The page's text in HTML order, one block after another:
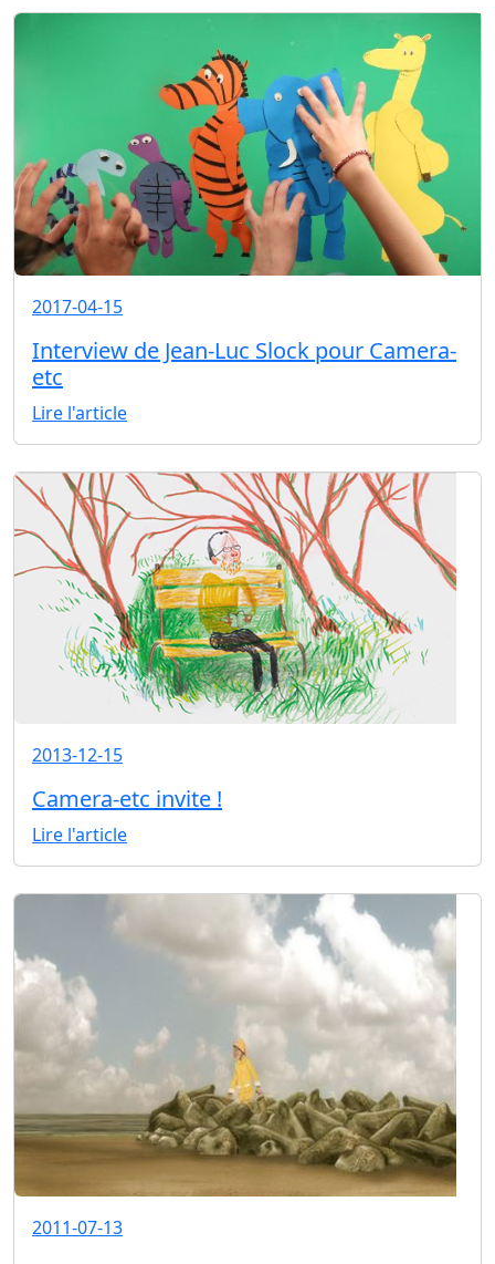
2017-04-15
Interview de Jean-Luc Slock pour Camera-
etc
Lire l'article
2013-12-15
Camera-etc invite !
Lire l'article
2011-07-13